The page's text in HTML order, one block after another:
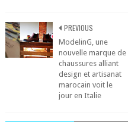
PREVIOUS
ModelinG, une
nouvelle marque de
chaussures alliant
design et artisanat
marocain voit le
jour en Italie